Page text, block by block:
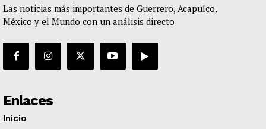
Las noticias más importantes de Guerrero, Acapulco,
México y el Mundo con un análisis directo
Enlaces
Inicio